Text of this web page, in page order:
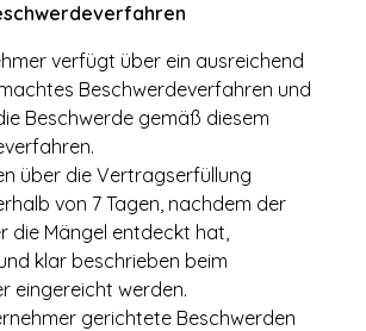
verfügt über ein ausreichend
Beschwerdeverfahren und
Beschwerde gemäß diesem
über die Vertragserfüllung
von 7 Tagen, nachdem der
die Mängel entdeckt hat,
klar beschrieben beim
eingereicht werden.
gerichtete Beschwerden